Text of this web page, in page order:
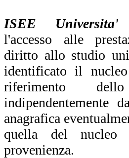
ISEE Universita'
l'accesso alle
diritto allo studio
identificato il
riferimento
indipendentemente
anagrafica
quella del nucleo
provenienza.